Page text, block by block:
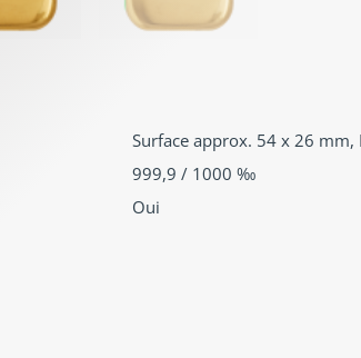
Surface approx. 54 x 26
999,9 / 1000 ‰
Oui